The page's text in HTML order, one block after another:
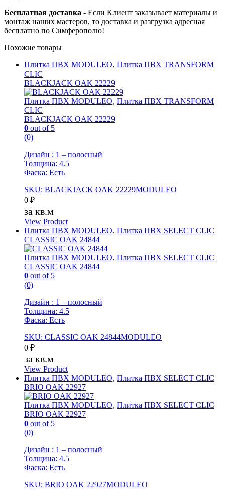
Бесплатная доставка - Если Клиент заказывает материалы и
монтаж наших мастеров, то доставка и разгрузка адресная
бесплатно по Симферополю!
Похожие товары
Плитка ПВХ MODULEO, Плитка ПВХ TRANSFORM
CLIC
BLACKJACK OAK 22229
Плитка ПВХ MODULEO, Плитка ПВХ TRANSFORM
CLIC
BLACKJACK OAK 22229
0 out of 5
(0)
Дизайн : 1 – полосный
Толщина: 4.5
Фаска: Есть
SKU: BLACKJACK OAK 22229MODULEO
0 ₽
за кв.м
View Product
Плитка ПВХ MODULEO, Плитка ПВХ SELECT CLIC
CLASSIC OAK 24844
Плитка ПВХ MODULEO, Плитка ПВХ SELECT CLIC
CLASSIC OAK 24844
0 out of 5
(0)
Дизайн : 1 – полосный
Толщина: 4.5
Фаска: Есть
SKU: CLASSIC OAK 24844MODULEO
0 ₽
за кв.м
View Product
Плитка ПВХ MODULEO, Плитка ПВХ SELECT CLIC
BRIO OAK 22927
Плитка ПВХ MODULEO, Плитка ПВХ SELECT CLIC
BRIO OAK 22927
0 out of 5
(0)
Дизайн : 1 – полосный
Толщина: 4.5
Фаска: Есть
SKU: BRIO OAK 22927MODULEO